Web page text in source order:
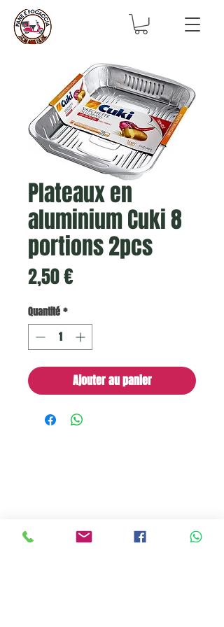
Plateaux en
aluminium Cuki 8
portions 2pcs
2,50 €Prix
Quantité*
Ajouter au panier